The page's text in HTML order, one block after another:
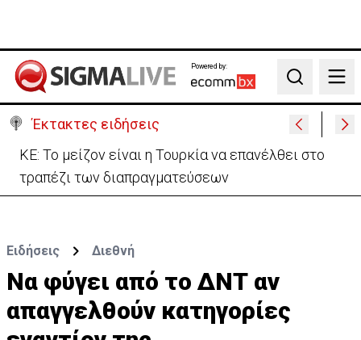
Powered by:
Search
Έκτακτες ειδήσεις
ΚΕ: Το μείζον είναι η Τουρκία να επανέλθει στο
τραπέζι των διαπραγματεύσεων
Ειδήσεις Διεθνή
Να φύγει από το ΔΝΤ αν
απαγγελθούν κατηγορίες